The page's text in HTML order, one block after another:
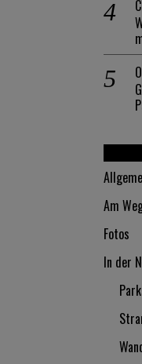
Am
Fotos
In der